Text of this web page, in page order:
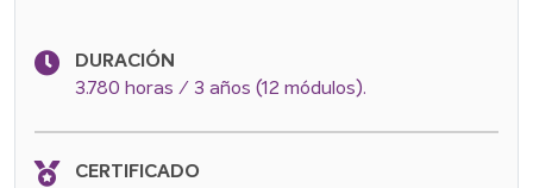
DURACIÓN
3.780 horas / 3 años (12 módulos).
CERTIFICADO